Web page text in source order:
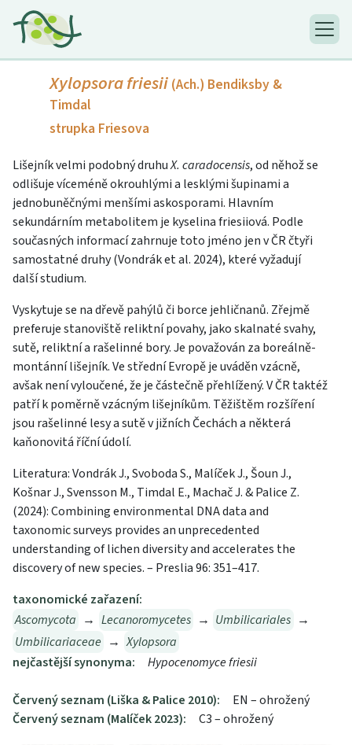
Xylopsora friesii (Ach.) Bendiksby &
Timdal
strupka Friesova
Lišejník velmi podobný druhuX. caradocensis, od něhož se
odlišuje víceméně okrouhlými a lesklými šupinami a
jednobuněčnými menšími askosporami. Hlavním
sekundárním metabolitem je kyselina friesiiová. Podle
současných informací zahrnuje toto jméno jen v ČR čtyři
samostatné druhy (Vondrák et al. 2024), které vyžadují
další studium.
Vyskytuje se na dřevě pahýlů či borce jehličnanů. Zřejmě
preferuje stanoviště reliktní povahy, jako skalnaté svahy,
sutě, reliktní a rašelinné bory. Je považován za boreálně-
montánní lišejník. Ve střední Evropě je uváděn vzácně,
avšak není vyloučené, že je částečně přehlížený. V ČR taktéž
patří k poměrně vzácným lišejníkům. Těžištěm rozšíření
jsou rašelinné lesy a sutě v jižních Čechách a některá
kaňonovitá říční údolí.
Literatura: Vondrák J., Svoboda S., Malíček J., Šoun J.,
Košnar J., Svensson M., Timdal E., Machač J. & Palice Z.
(2024): Combining environmental DNA data and
taxonomic surveys provides an unprecedented
understanding of lichen diversity and accelerates the
discovery of new species. – Preslia 96: 351–417.
taxonomické zařazení:
Ascomycota → Lecanoromycetes → Umbilicariales →
Umbilicariaceae → Xylopsora
nejčastější synonyma:
Hypocenomyce friesii
Červený seznam (Liška & Palice 2010):
EN – ohrožený
Červený seznam (Malíček 2023):
C3 – ohrožený